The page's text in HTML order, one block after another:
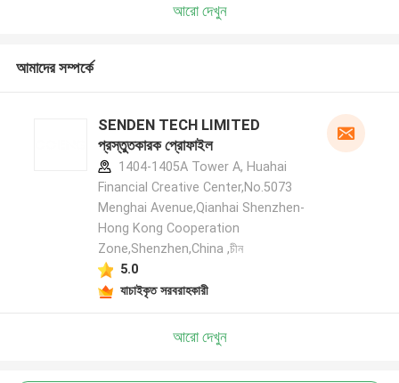
আরো দেখুন
আমাদের সম্পর্কে
SENDEN TECH LIMITED
প্রস্তুতকারক প্রোফাইল
1404-1405A Tower A, Huahai
Financial Creative Center,No.5073
Menghai Avenue,Qianhai Shenzhen-
Hong Kong Cooperation
Zone,Shenzhen,China ,চীন
5.0
যাচাইকৃত সরবরাহকারী
আরো দেখুন